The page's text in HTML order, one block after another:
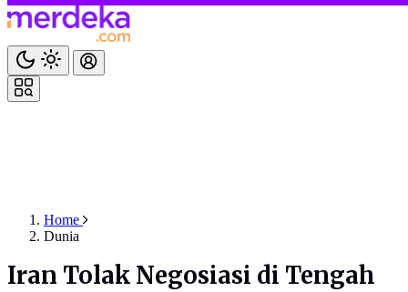
Home
Dunia
Iran Tolak Negosiasi di Tengah